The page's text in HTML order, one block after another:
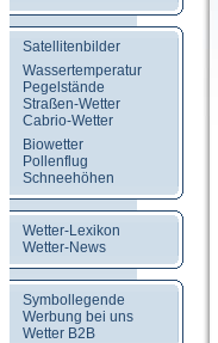
Satellitenbilder
Wassertemperatur
Pegelstände
Straßen-Wetter
Cabrio-Wetter
Biowetter
Pollenflug
Schneehöhen
Wetter-Lexikon
Wetter-News
Symbollegende
Werbung bei uns
Wetter B2B